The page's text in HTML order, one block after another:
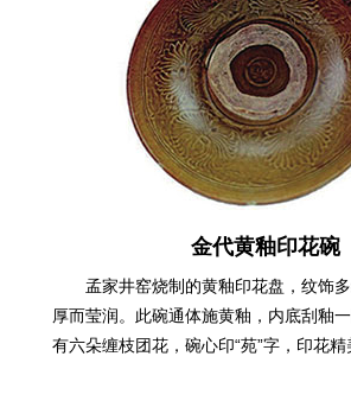
金代黄釉印花碗
孟家井窑烧制的黄釉印花盘，纹饰
厚而莹润。此碗通体施黄釉，内底刮釉
有六朵缠枝团花，碗心印“苑”字，印花精